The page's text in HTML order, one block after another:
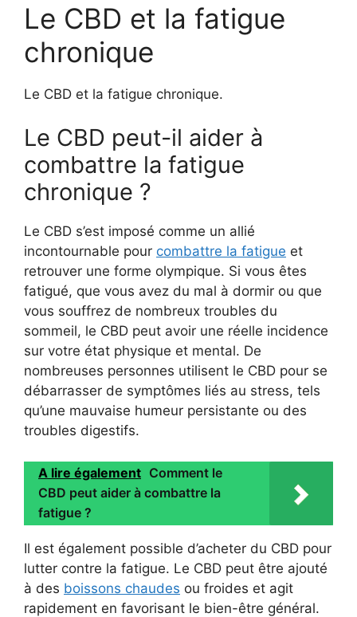
Le CBD et la fatigue
chronique
Le CBD et la fatigue chronique.
Le CBD peut-il aider à
combattre la fatigue
chronique ?
Le CBD s’est imposé comme un allié
incontournable pour combattre la fatigue et
retrouver une forme olympique. Si vous êtes
fatigué, que vous avez du mal à dormir ou que
vous souffrez de nombreux troubles du
sommeil, le CBD peut avoir une réelle incidence
sur votre état physique et mental. De
nombreuses personnes utilisent le CBD pour se
débarrasser de symptômes liés au stress, tels
qu’une mauvaise humeur persistante ou des
troubles digestifs.
A lire également Comment le
CBD peut aider à combattre la
fatigue ?
Il est également possible d’acheter du CBD pour
lutter contre la fatigue. Le CBD peut être ajouté
à des boissons chaudes ou froides et agit
rapidement en favorisant le bien-être général.